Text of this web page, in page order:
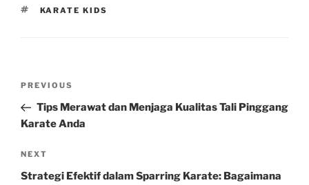
TAGS
KARATE KIDS
Previous
Post
PREVIOUS
Tips Merawat dan Menjaga Kualitas Tali Pinggang
Karate Anda
Next
Post
NEXT
Strategi Efektif dalam Sparring Karate: Bagaimana